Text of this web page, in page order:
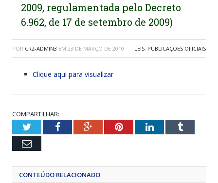
2009, regulamentada pelo Decreto
6.962, de 17 de setembro de 2009)
POR CR2-ADMIN3 EM 23 DE MARÇO DE 2010 LEIS, PUBLICAÇÕES OFICIAIS
Clique aqui para visualizar
COMPARTILHAR:
TwitterFacebookGoogle+PinterestLinkedInTumblr
Email
CONTEÚDO RELACIONADO